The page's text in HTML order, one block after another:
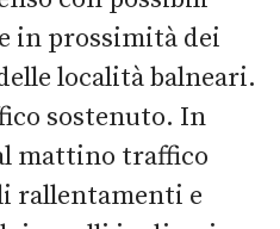
in prossimità dei
località balneari.
sostenuto. In
mattino traffico
rallentamenti e